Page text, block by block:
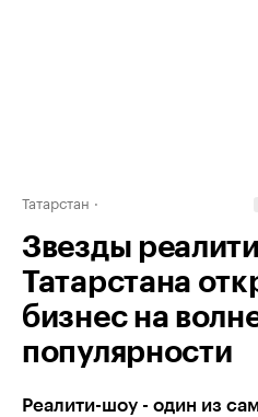
Татарстан
Звезды
Татарстана
бизнес на
популярности
Реалити-шоу - один из